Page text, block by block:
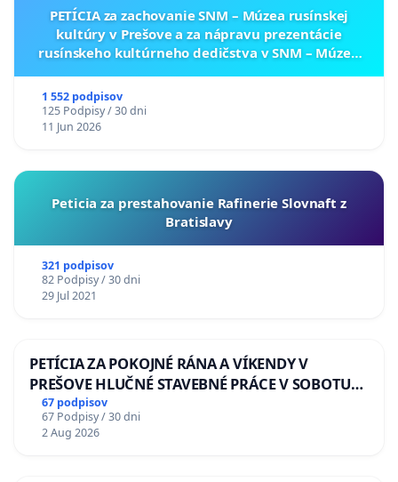
PETÍCIA za zachovanie SNM – Múzea rusínskej
kultúry v Prešove a za nápravu prezentácie
rusínskeho kultúrneho dedičstva v SNM – Múzeu
1 552 podpisov
125 Podpisy / 30 dni
11 Jun 2026
Peticia za prestahovanie Rafinerie Slovnaft z
Bratislavy
321 podpisov
82 Podpisy / 30 dni
29 Jul 2021
PETÍCIA ZA POKOJNÉ RÁNA A VÍKENDY V
PREŠOVE HLUČNÉ STAVEBNÉ PRÁCE V SOBOTU
LEN OD 9.00 DO 13.00 HOD., CEZ PRACOVNÝ
TÝŽDEŇ CIEĽ 8.00 – 18.00 HOD. A PRAVIDELNÁ
KONTROLA STAVBY C-AREA NA
67 podpisov
67 Podpisy / 30 dni
2 Aug 2026